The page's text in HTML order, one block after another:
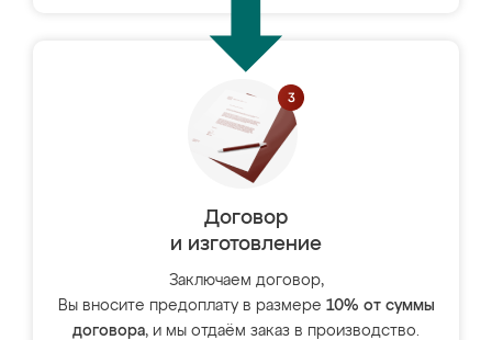
Договор
и изготовление
Заключаем договор,
Вы вносите предоплату в размере 10% от суммы
договора, и мы отдаём заказ в производство.